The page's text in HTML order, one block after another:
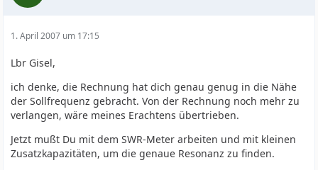
1. April 2007 um 17:15
Lbr Gisel,
ich denke, die Rechnung hat dich genau genug in die Nähe
der Sollfrequenz gebracht. Von der Rechnung noch mehr zu
verlangen, wäre meines Erachtens übertrieben.
Jetzt mußt Du mit dem SWR-Meter arbeiten und mit kleinen
Zusatzkapazitäten, um die genaue Resonanz zu finden.